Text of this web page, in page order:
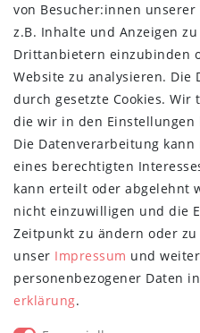
MYPOPUPCLUB
Über uns
Retoure
Versand- und
NEWSLETTER
E-MAIL **
Newsletter
Honig
Hiermit bestätige ich, dass ich die
Meine Einwilligung kann ich
von Besucher:innen unserer
z.B. Inhalte und Anzeigen
Drittanbietern einzubinden
Website zu analysieren.
durch gesetzte Cookies.
die wir in den Einstellungen
Die Datenverarbeitung
eines berechtigten
kann erteilt oder abgelehnt
nicht einzuwilligen und die
Zeitpunkt zu ändern oder
unser Impressum und
personenbezogener Daten
erklärung.